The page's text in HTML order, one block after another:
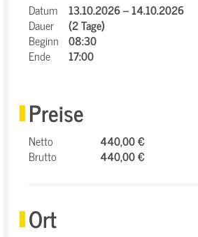
Datum
13.10.2026 – 14.10.2026
Dauer
(2 Tage)
Beginn 08:30
Ende
17:00
Preise
Netto
440,00 €
Brutto
440,00 €
Ort